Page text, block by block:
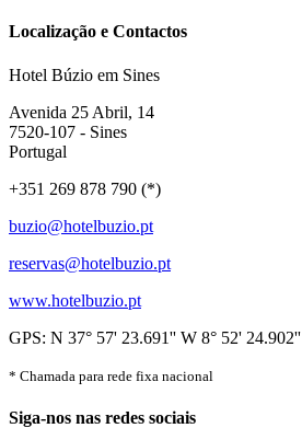
Localização e Contactos
Hotel Búzio em Sines
Avenida 25 Abril, 14
7520-107 - Sines
Portugal
+351 269 878 790 (*)
buzio@hotelbuzio.pt
reservas@hotelbuzio.pt
www.hotelbuzio.pt
GPS: N 37° 57' 23.691'' W 8° 52' 24.902''
* Chamada para rede fixa nacional
Siga-nos nas redes sociais